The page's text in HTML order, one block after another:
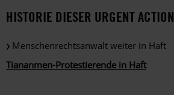
HISTORIE DIESER URGENT ACTION
Menschenrechtsanwalt weiter in Haft
Tiananmen-Protestierende in Haft